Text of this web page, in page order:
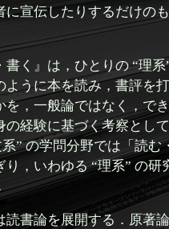
に宣伝したりするだけの
く』は，ひとりの “理系
ように本を読み，書評を
を，一般論ではなく，で
の経験に基づく考察とし
” の学問分野では「読
り，いわゆる “理系” の
読書論を展開する．原著